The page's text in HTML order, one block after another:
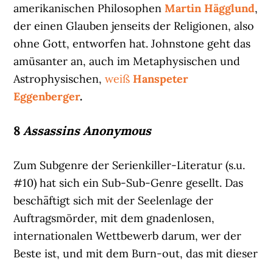
amerikanischen PhilosophenMartin Hägglund,
der einen Glauben jenseits der Religionen, also
ohne Gott, entworfen hat. Johnstone geht das
amüsanter an, auch im Metaphysischen und
Astrophysischen,weiß Hanspeter
Eggenberger.
8Assassins Anonymous
Zum Subgenre der Serienkiller-Literatur (s.u.
#10) hat sich ein Sub-Sub-Genre gesellt. Das
beschäftigt sich mit der Seelenlage der
Auftragsmörder, mit dem gnadenlosen,
internationalen Wettbewerb darum, wer der
Beste ist, und mit dem Burn-out, das mit dieser